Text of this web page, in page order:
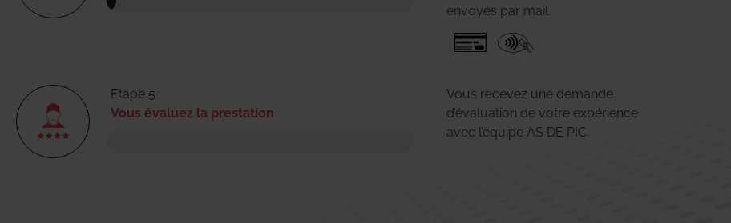
envoyés par mail.
Etape 5 :
Vous évaluez la prestation
Vous recevez une demande
d’évaluation de votre expérience
avec l’équipe AS DE PIC.